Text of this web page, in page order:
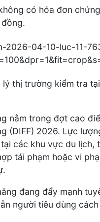
có hóa đơn
lý thị trường kiểm tra
nằm trong đợt cao
(DIFF) 2026. Lực
các khu vực du lịch,
tái phạm hoặc vi
đang đẩy mạnh
người tiêu dùng